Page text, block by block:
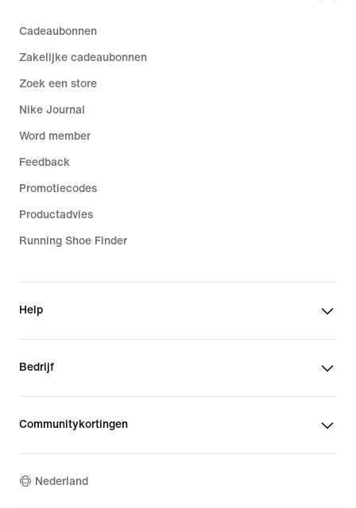
Cadeaubonnen
Zakelijke cadeaubonnen
Zoek een store
Nike Journal
Word member
Feedback
Promotiecodes
Productadvies
Running Shoe Finder
Help
Bedrijf
Communitykortingen
Nederland